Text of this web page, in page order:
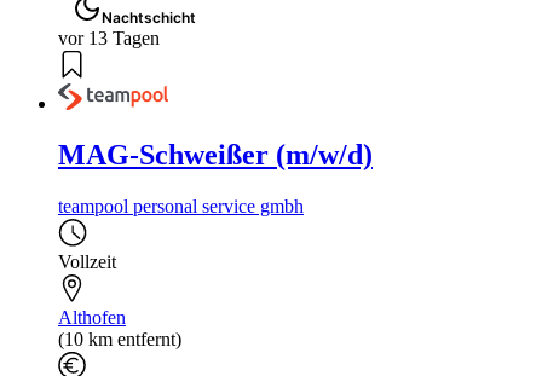
Nachtschicht
vor 13 Tagen
MAG-Schweißer (m/w/d)
teampool personal service gmbh
Vollzeit
Althofen
(10 km entfernt)